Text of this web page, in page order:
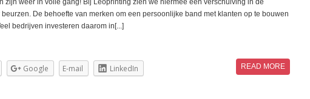
De behoefte van merken om een persoonlijke band met klanten op te bouwen
bedrijven investeren daarom in[...]
Google E-mail LinkedIn READ MORE